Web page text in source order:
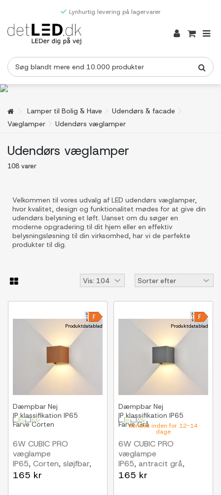
Lynhurtig levering på lagervarer
Lamper til Bolig & Have
Udendørs & facade
Væglamper
Udendørs væglamper
Udendørs væglamper
108 varer
Velkommen til vores udvalg af LED udendørs væglamper,
hvor kvalitet, design og funktionalitet mødes for at give din
udendørs belysning et løft. Uanset om du søger en
moderne opgradering til dit hjem eller en effektiv
belysningsløsning til din virksomhed, har vi de perfekte
produkter til dig.
Produktdatablad
Dæmpbar Nej
IP klassifikation IP65
FarveCorten
6W CUBIC PRO
væglampe
IP65, Corten, sløjfbar,
justerbar, firkantet,
165 kr
Produktdatablad
Sendes inden for 12-14
dage
Dæmpbar Nej
IP klassifikation IP65
FarveGrå
6W CUBIC PRO
væglampe
IP65, antracit grå,
sløjfbar, justerbar,
165 kr